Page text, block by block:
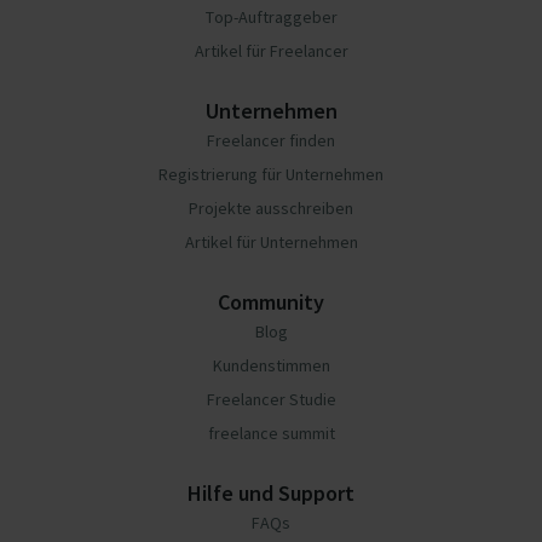
Top-Auftraggeber
Artikel für Freelancer
Unternehmen
Freelancer finden
Registrierung für Unternehmen
Projekte ausschreiben
Artikel für Unternehmen
Community
Blog
Kundenstimmen
Freelancer Studie
freelance summit
Hilfe und Support
FAQs